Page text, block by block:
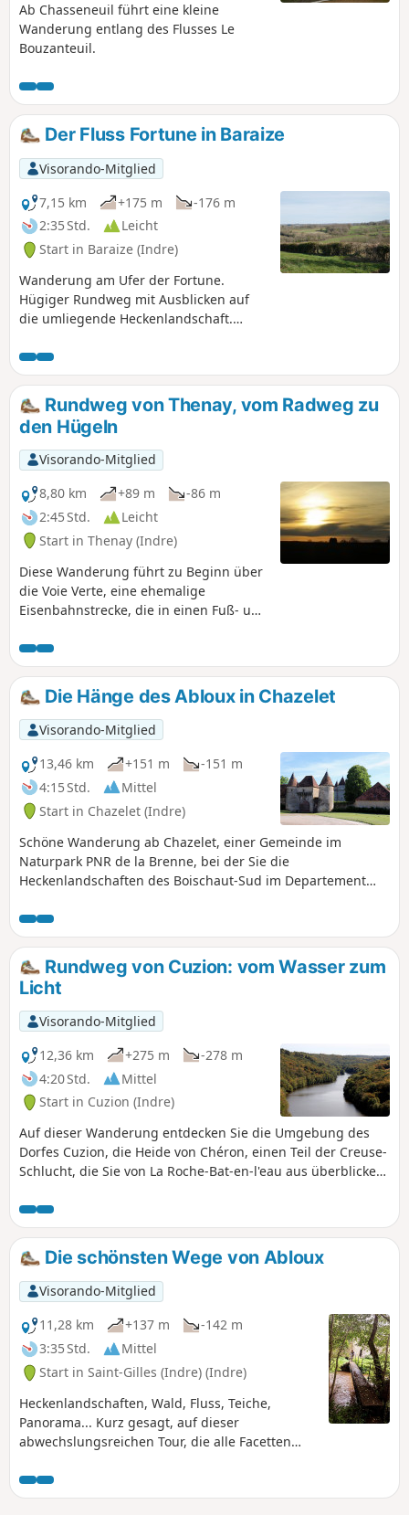
Ab Chasseneuil führt eine kleine
Wanderung entlang des Flusses Le
Bouzanteuil.
Der Fluss Fortune in Baraize
Visorando-Mitglied
7,15 km
+175 m
-176 m
2:35 Std.
Leicht
Start in Baraize (Indre)
Wanderung am Ufer der Fortune.
Hügiger Rundweg mit Ausblicken auf
die umliegende Heckenlandschaft.
Rundweg von Thenay, vom Radweg zu
den Hügeln
Visorando-Mitglied
8,80 km
+89 m
-86 m
2:45 Std.
Leicht
Start in Thenay (Indre)
Diese Wanderung führt zu Beginn über
die Voie Verte, eine ehemalige
Eisenbahnstrecke, die in einen Fuß- und
Anschließend steigen die Wege in die
umliegenden Hügel hinauf und
schlängeln sich durch Felder und
Obstgärten, wobei man alte
Weinberghütten bewundern kann.
Die Hänge des Abloux in Chazelet
Visorando-Mitglied
13,46 km
+151 m
-151 m
4:15 Std.
Mittel
Start in Chazelet (Indre)
Schöne Wanderung ab Chazelet, einer Gemeinde im
Naturpark PNR de la Brenne, bei der Sie die
Heckenlandschaften des Boischaut-Sud im Departement
abwechslungsreichen Pfaden entdecken können.
Rundweg von Cuzion: vom Wasser zum
Licht
Visorando-Mitglied
12,36 km
+275 m
-278 m
4:20 Std.
Mittel
Start in Cuzion (Indre)
Auf dieser Wanderung entdecken Sie die Umgebung des
Dorfes Cuzion, die Heide von Chéron, einen Teil der Creuse-
Schlucht, die Sie von La Roche-Bat-en-l'eau aus überblicken,
beeindruckenden Staudamm von Éguzon und seinem
Kraftwerk.Der Rückweg führt Sie nach La Jarrige mit seinem
schönen Waschhaus, hinunter zur geheimnisvollen
Fontaine des Seigneurs und dann wieder hinauf zum
faszinierenden Schloss Châteaubrun mit den Skulpturen
seines derzeitigen Besitzers.
Die schönsten Wege von Abloux
Visorando-Mitglied
11,28 km
+137 m
-142 m
3:35 Std.
Mittel
Start in Saint-Gilles (Indre) (Indre)
Heckenlandschaften, Wald, Fluss, Teiche,
Panorama... Kurz gesagt, auf dieser
abwechslungsreichen Tour, die alle Facetten
Boischaut offenbart, wird es Ihnen nicht
langweilig werden. Sie werden zu Fuß, zu Pferd